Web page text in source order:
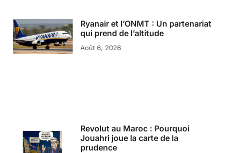
Ryanair et l’ONMT : Un partenariat
qui prend de l’altitude
Août 6, 2026
Revolut au Maroc : Pourquoi
Jouahri joue la carte de la
prudence